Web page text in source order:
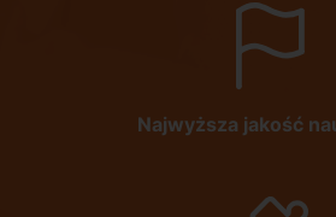
Najwyższa jakość